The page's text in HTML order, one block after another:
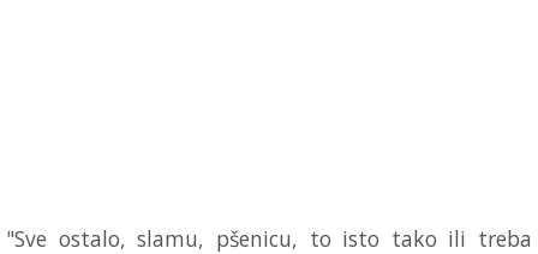
"Sve ostalo, slamu, pšenicu, to isto tako ili treba